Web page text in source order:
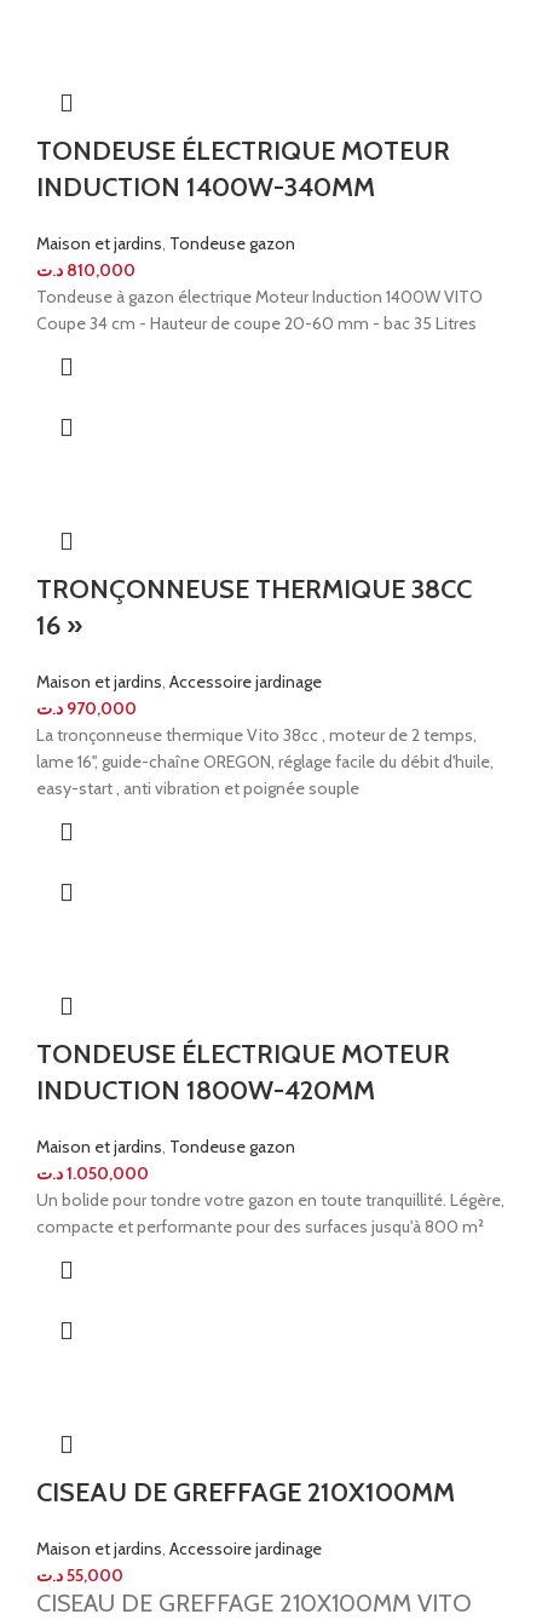
TONDEUSE ÉLECTRIQUE MOTEUR
INDUCTION 1400W-340MM
Maison et jardins, Tondeuse gazon
810,000 د.ت
Tondeuse à gazon électrique Moteur Induction 1400W VITO
Coupe 34 cm - Hauteur de coupe 20-60 mm - bac 35 Litres
TRONÇONNEUSE THERMIQUE 38CC
16 »
Maison et jardins, Accessoire jardinage
970,000 د.ت
La tronçonneuse thermique Vito 38cc , moteur de 2 temps,
lame 16'', guide-chaîne OREGON, réglage facile du débit d'huile,
easy-start , anti vibration et poignée souple
TONDEUSE ÉLECTRIQUE MOTEUR
INDUCTION 1800W-420MM
Maison et jardins, Tondeuse gazon
1.050,000د.ت
Un bolide pour tondre votre gazon en toute tranquillité. Légère,
compacte et performante pour des surfaces jusqu'à 800 m²
CISEAU DE GREFFAGE 210X100MM
Maison et jardins, Accessoire jardinage
55,000د.ت
CISEAU DE GREFFAGE 210X100MM VITO